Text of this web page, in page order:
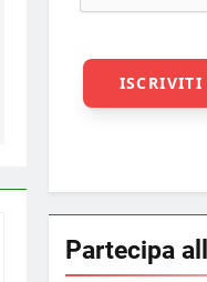
Partecipa